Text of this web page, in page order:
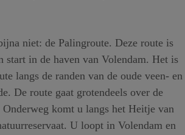
niet: de Palingroute. Deze route is
start in de haven van Volendam. Het is
langs de randen van de oude veen- en
De route gaat grotendeels over de
komt u langs het Heitje van
U loopt in Volendam en